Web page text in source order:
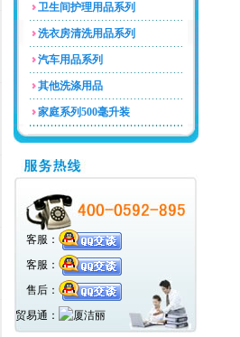
卫生间护理用品系列
洗衣房清洗用品系列
汽车用品系列
其他洗涤用品
家庭系列500毫升装
客服：
客服：
售后：
贸易通：